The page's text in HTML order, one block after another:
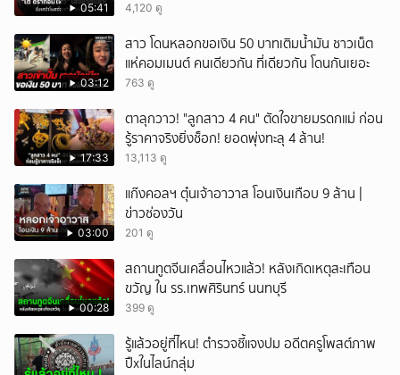
05:41 4,120 ดู
03:12
สาว โดนหลอกขอเงิน 50 บาทเติมน้ำมัน ชาวเน็ต
แห่คอมเมนต์ คนเดียวกัน ที่เดียวกัน โดนกันเยอะ
763 ดู
17:33
ตาลุกวาว! "ลูกสาว 4 คน" ตัดใจขายมรดกแม่ ก่อน
รู้ราคาจริงยิ่งช็อก! ยอดพุ่งทะลุ 4 ล้าน!
13,113 ดู
03:00
แก๊งคอลฯ ตุ๋นเจ้าอาวาส โอนเงินเกือบ 9 ล้าน |
ข่าวช่องวัน
201 ดู
00:28
สถานทูตจีนเคลื่อนไหวแล้ว! หลังเกิดเหตุสะเทือน
ขวัญ ใน รร.เทพศิรินทร์ นนทบุรี
399 ดู
รู้แล้วอยู่ที่ไหน! ตำรวจชี้แจงปม อดีตครูโพสต์ภาพ
ปืxในไลน์กลุ่ม